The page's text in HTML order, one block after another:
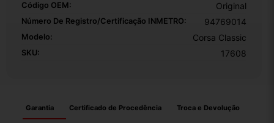
Código OEM: Original
Número De Registro/certificação INMETRO: 94769014
Modelo: Corsa Classic
SKU: 17608
Garantia Certificado de Procedência Troca e Devolução